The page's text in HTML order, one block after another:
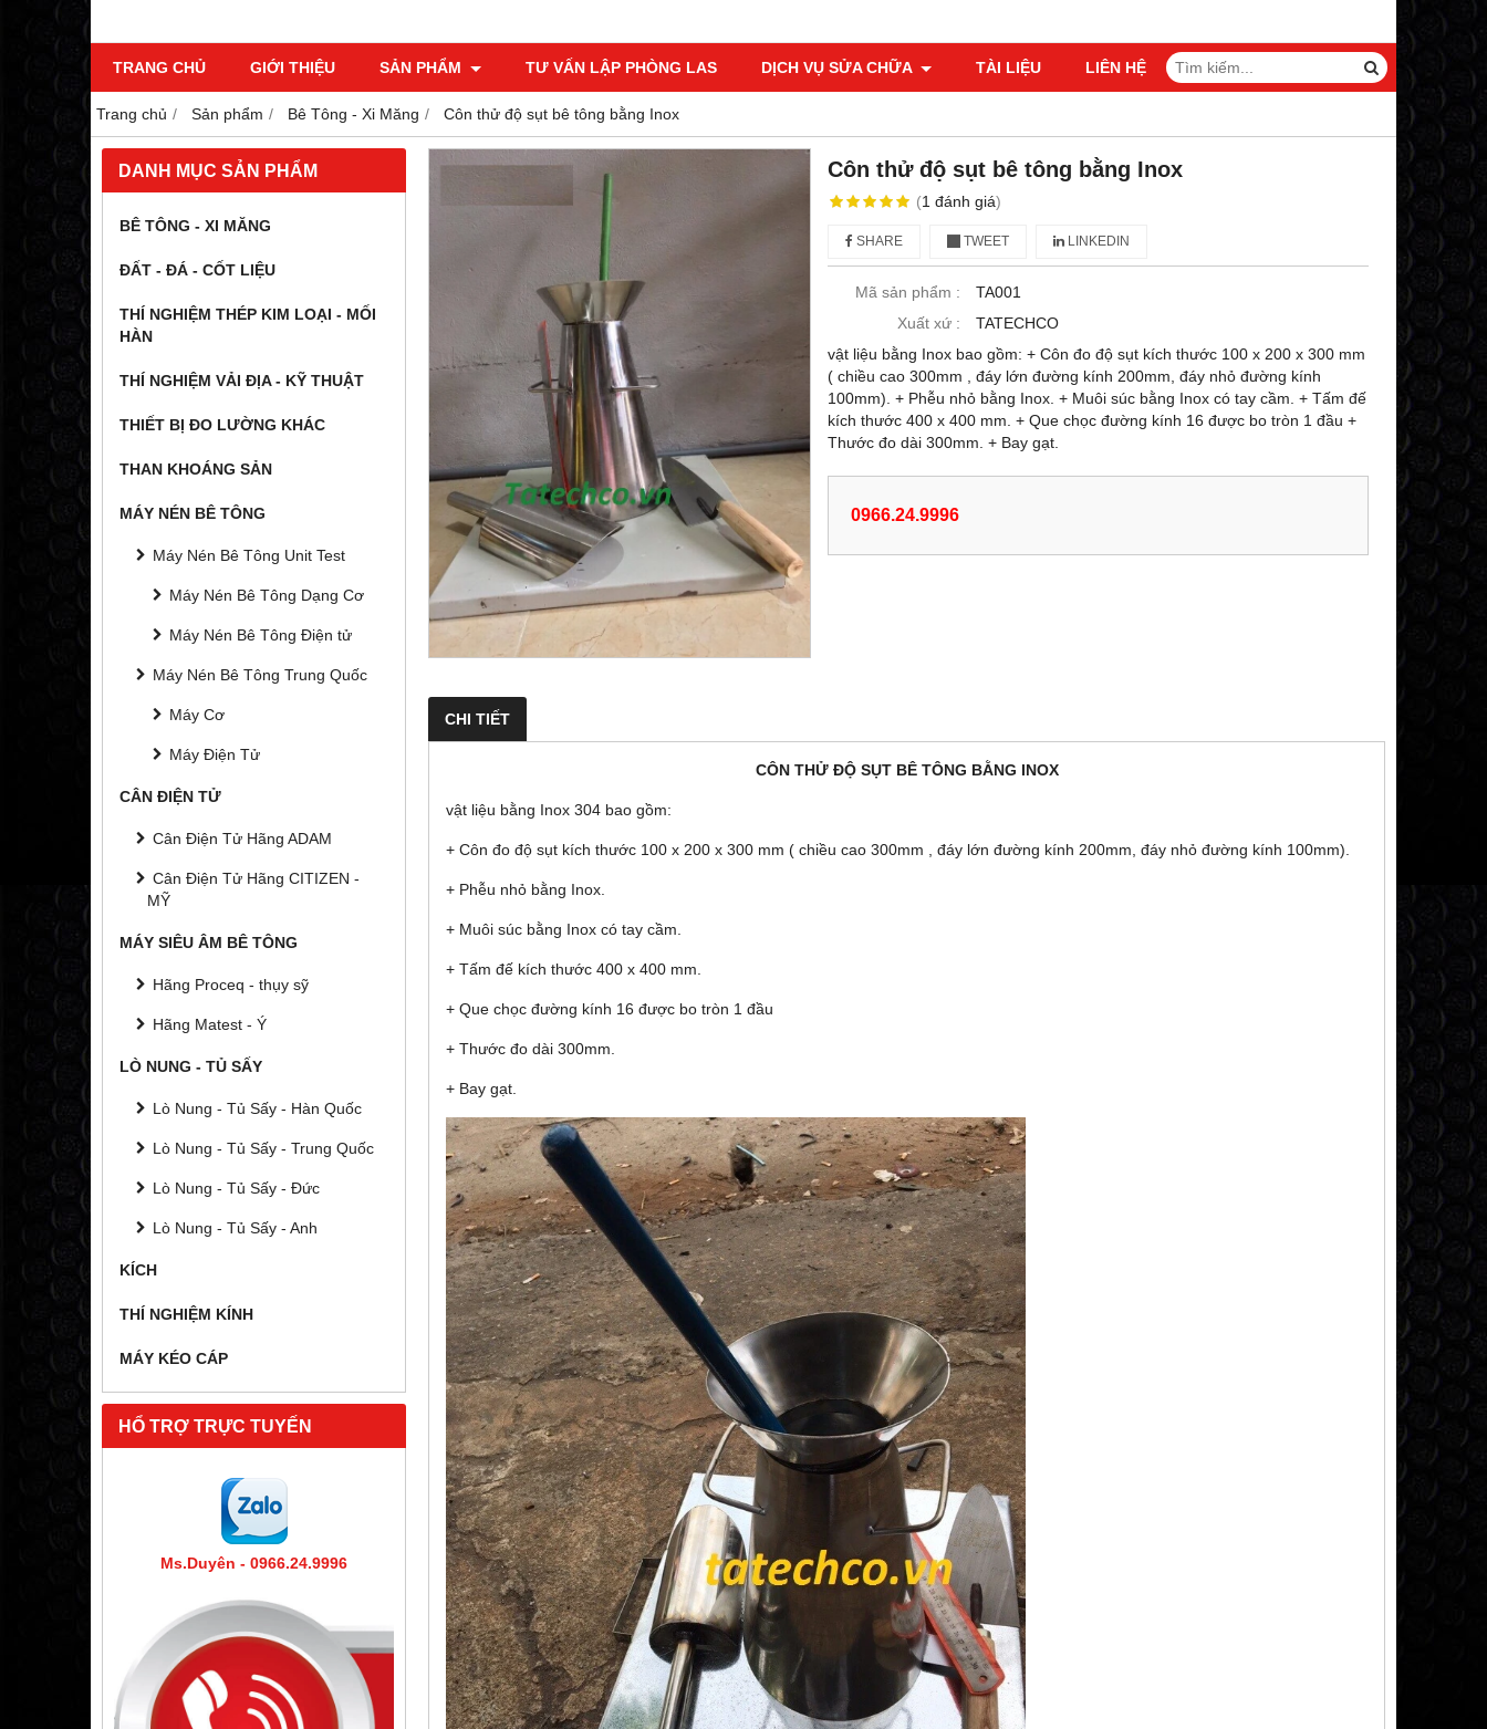
TRANG CHỦ GIỚI THIỆU SẢN PHẨM TƯ VẤN LẬP PHÒNG LAS DỊCH VỤ SỬA CHỮA TÀI LIỆU LIÊN HỆ
Trang chủ Sản phẩm Bê Tông - Xi Măng Côn thử độ sụt bê tông bằng Inox
DANH MỤC SẢN PHẨM
BÊ TÔNG - XI MĂNG
ĐẤT - ĐÁ - CỐT LIỆU
THÍ NGHIỆM THÉP KIM LOẠI - MỐI
HÀN
THÍ NGHIỆM VẢI ĐỊA - KỸ THUẬT
THIẾT BỊ ĐO LƯỜNG KHÁC
THAN KHOÁNG SẢN
MÁY NÉN BÊ TÔNG
Máy Nén Bê Tông Unit Test
Máy Nén Bê Tông Dạng Cơ
Máy Nén Bê Tông Điện tử
Máy Nén Bê Tông Trung Quốc
Máy Cơ
Máy Điện Tử
CÂN ĐIỆN TỬ
Cân Điện Tử Hãng ADAM
Cân Điện Tử Hãng CITIZEN -
MỸ
MÁY SIÊU ÂM BÊ TÔNG
Hãng Proceq - thụy sỹ
Hãng Matest - Ý
LÒ NUNG - TỦ SẤY
Lò Nung - Tủ Sấy - Hàn Quốc
Lò Nung - Tủ Sấy - Trung Quốc
Lò Nung - Tủ Sấy - Đức
Lò Nung - Tủ Sấy - Anh
KÍCH
THÍ NGHIỆM KÍNH
MÁY KÉO CÁP
HỔ TRỢ TRỰC TUYẾN
Ms.Duyên - 0966.24.9996
Côn thử độ sụt bê tông bằng Inox
(1 đánh giá)
SHARE TWEET LINKEDIN
Mã sản phẩm :
TA001
Xuất xứ :
TATECHCO
vật liệu bằng Inox bao gồm: + Côn đo độ sụt kích thước 100 x 200 x 300 mm
( chiều cao 300mm , đáy lớn đường kính 200mm, đáy nhỏ đường kính
100mm). + Phễu nhỏ bằng Inox. + Muôi súc bằng Inox có tay cầm. + Tấm đế
kích thước 400 x 400 mm. + Que chọc đường kính 16 được bo tròn 1 đầu +
Thước đo dài 300mm. + Bay gạt.
0966.24.9996
CHI TIẾT
CÔN THỬ ĐỘ SỤT BÊ TÔNG BẰNG INOX
vật liệu bằng Inox 304 bao gồm:
+ Côn đo độ sụt kích thước 100 x 200 x 300 mm ( chiều cao 300mm , đáy lớn đường kính 200mm, đáy nhỏ đường kính 100mm).
+ Phễu nhỏ bằng Inox.
+ Muôi súc bằng Inox có tay cầm.
+ Tấm đế kích thước 400 x 400 mm.
+ Que chọc đường kính 16 được bo tròn 1 đầu
+ Thước đo dài 300mm.
+ Bay gạt.